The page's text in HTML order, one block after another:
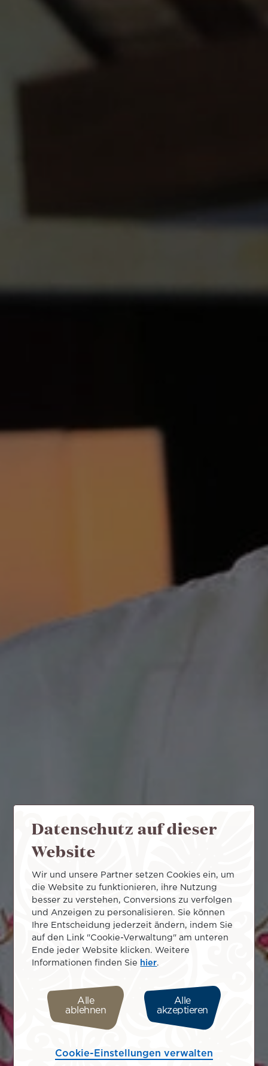
Datenschutz auf dieser
Website
Wir und unsere Partner setzen Cookies ein, um
die Website zu funktionieren, ihre Nutzung
besser zu verstehen, Conversions zu verfolgen
und Anzeigen zu personalisieren. Sie können
Ihre Entscheidung jederzeit ändern, indem Sie
auf den Link "Cookie-Verwaltung" am unteren
Ende jeder Website klicken. Weitere
Informationen finden Sie hier.
Alle
ablehnen
Alle
akzeptieren
Cookie-Einstellungen verwalten